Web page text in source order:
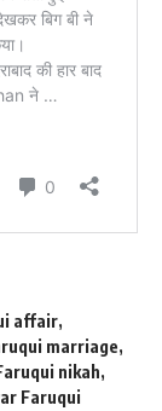
affair,
marriage,
nikah,
Faruqui